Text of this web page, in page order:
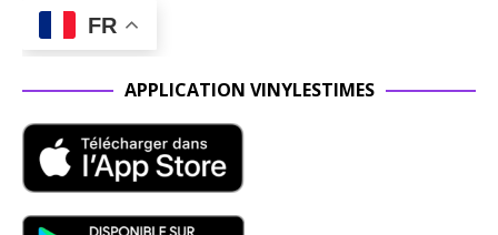
FR
APPLICATION VINYLESTIMES